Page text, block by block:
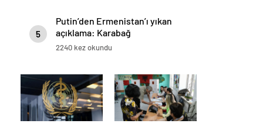
5
Putin’den Ermenistan’ı yıkan
açıklama: Karabağ
Azerbaycan’ın ayrılmaz bir
2240 kez okundu